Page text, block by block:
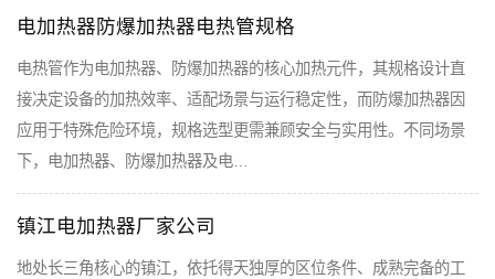
电加热器防爆加热器电热管规格
电热管作为电加热器、防爆加热器的核心加热元件，其规格设计直
接决定设备的加热效率、适配场景与运行稳定性，而防爆加热器因
应用于特殊危险环境，规格选型更需兼顾安全与实用性。不同场景
下，电加热器、防爆加热器及电…
镇江电加热器厂家公司
地处长三角核心的镇江，依托得天独厚的区位条件、成熟完备的工